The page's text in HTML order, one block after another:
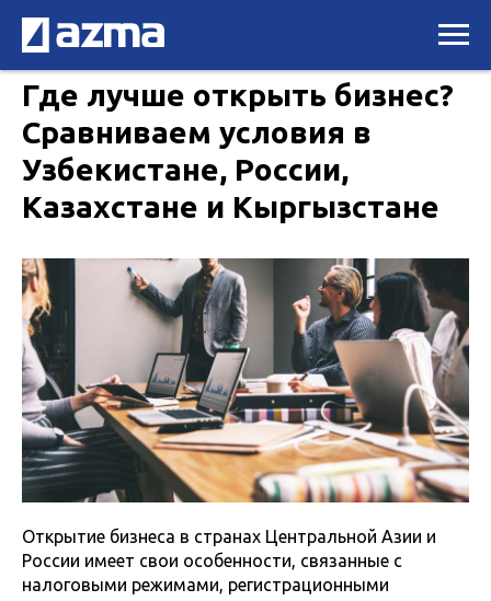
Где лучше открыть бизнес?
Сравниваем условия в
Узбекистане, России,
Казахстане и Кыргызстане
Открытие бизнеса в странах Центральной Азии и
России имеет свои особенности, связанные с
налоговыми режимами, регистрационными